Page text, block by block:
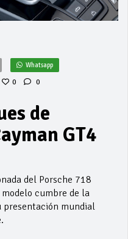
Whatsapp
0 0
de
GT4
del Porsche 718
modelo cumbre de la
mundial